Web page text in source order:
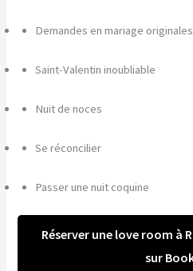
Demandes en mariage originales
Saint-Valentin inoubliable
Nuit de noces
Se réconcilier
Passer une nuit coquine
Réserver une love room à
sur